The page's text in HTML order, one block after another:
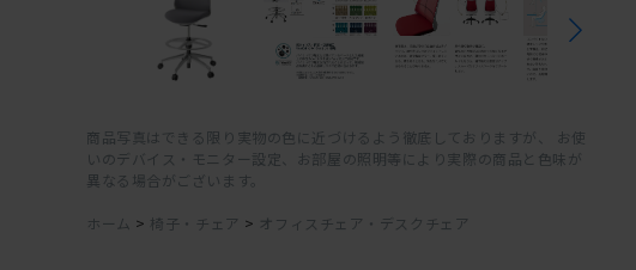
商品写真はできる限り実物の色に近づけるよう徹底しておりますが、 お使
いのデバイス・モニター設定、お部屋の照明等により実際の商品と色味が
異なる場合がございます。
ホーム > 椅子・チェア > オフィスチェア・デスクチェア